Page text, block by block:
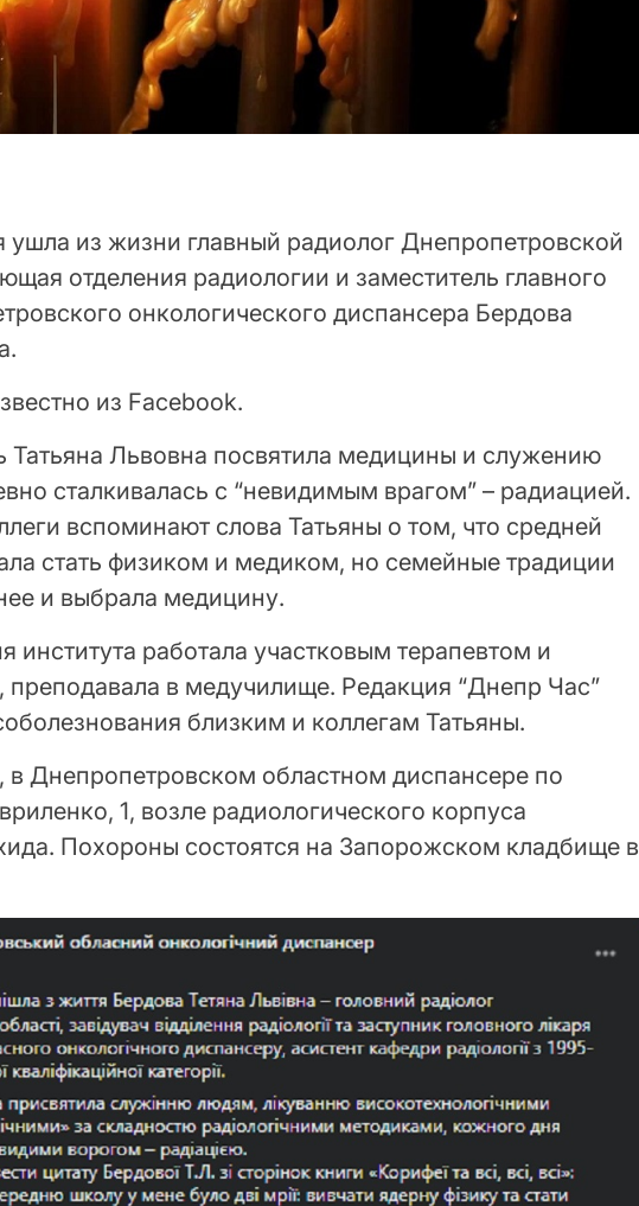
ушла из жизни главный радиолог Днепропетровской
отделения радиологии и заместитель главного
онкологического диспансера Бердова
из Facebook.
Львовна посвятила медицины и служению
сталкивалась с “невидимым врагом” – радиацией.
вспоминают слова Татьяны о том, что средней
стать физиком и медиком, но семейные традиции
и выбрала медицину.
института работала участковым терапевтом и
преподавала в медучилище. Редакция “Днепр Час”
близким и коллегам Татьяны.
в Днепропетровском областном диспансере по
1, возле радиологического корпуса
Похороны состоятся на Запорожском кладбище в